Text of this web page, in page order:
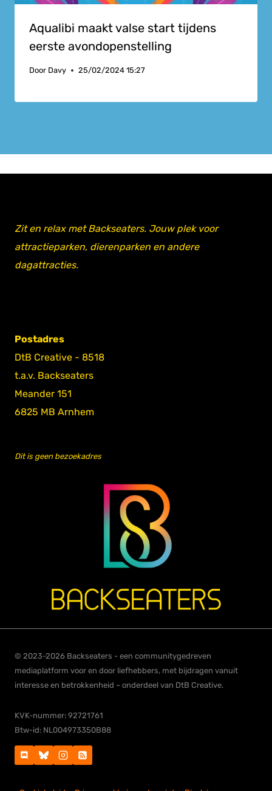
Aqualibi maakt valse start tijdens
eerste avondopenstelling
Door Davy 25/02/2024 15:27
Zit en relax met Backseaters. Jouw plek voor
attractieparken, dierenparken en andere
dagattracties.
Postadres
DtB Creative - 8518
t.a.v. Backseaters
Meander 151
6825 MB Arnhem
Dit is geen bezoekadres
© 2023-2026 Backseaters - een communitygedreven
mediaplatform voor en door liefhebbers, met bijdragen vanuit
interesse en betrokkenheid – onderdeel van DtB Creative.
KVK-nummer: 92721761
Btw-id: NL004973350B88